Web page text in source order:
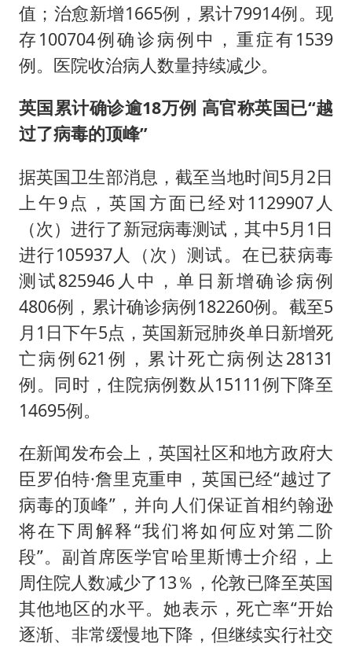
值；治愈新增1665例，累计79914例。现
存100704例确诊病例中，重症有1539
例。医院收治病人数量持续减少。
英国累计确诊逾18万例 高官称英国已“越
过了病毒的顶峰”
据英国卫生部消息，截至当地时间5月2日
上午9点，英国方面已经对1129907人
（次）进行了新冠病毒测试，其中5月1日
进行105937人（次）测试。在已获病毒
测试825946人中，单日新增确诊病例
4806例，累计确诊病例182260例。截至5
月1日下午5点，英国新冠肺炎单日新增死
亡病例621例，累计死亡病例达28131
例。同时，住院病例数从15111例下降至
14695例。
在新闻发布会上，英国社区和地方政府大
臣罗伯特·詹里克重申，英国已经“越过了
病毒的顶峰”，并向人们保证首相约翰逊
将在下周解释“我们将如何应对第二阶
段”。副首席医学官哈里斯博士介绍，上
周住院人数减少了13％，伦敦已降至英国
其他地区的水平。她表示，死亡率“开始
逐渐、非常缓慢地下降，但继续实行社交